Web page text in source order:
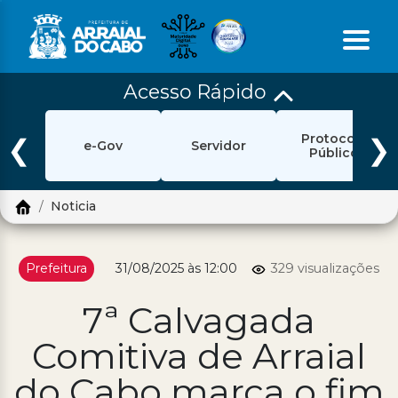
Início
Ouvidoria
Pesquisar
Política de Privacidade
Prefeitura
Diário Oficial
Acesso Rápido
❮ e-Gov Servidor
Protocolo
Público
❯
Noticia
Prefeitura 31/08/2025 às 12:00 329 visualizações
7ª Calvagada
Comitiva de Arraial